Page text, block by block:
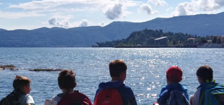
Infopoint Turistico
Meteo
Richiesta informazioni
Sito Istituzionale